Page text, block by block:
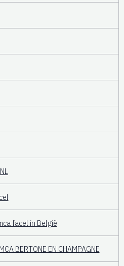
facel in België
BERTONE EN CHAMPAGNE